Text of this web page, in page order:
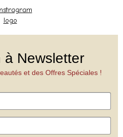
à Newsletter
et des Offres Spéciales !